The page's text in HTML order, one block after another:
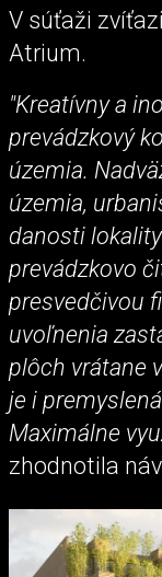
V súťaži
Atrium.
"Kreatívny a
prevádzkový
územia.
územia,
danosti
prevádzkovo
presvedčivou
uvoľnenia
plôch vrátane
je i
Maximálne
zhodnotila